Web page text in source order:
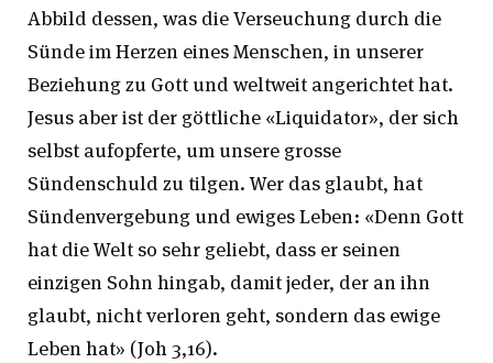
Abbild dessen, was die Verseuchung durch die
Sünde im Herzen eines Menschen, in unserer
Beziehung zu Gott und weltweit angerichtet hat.
Jesus aber ist der göttliche «Liquidator», der sich
selbst aufopferte, um unsere grosse
Sündenschuld zu tilgen. Wer das glaubt, hat
Sündenvergebung und ewiges Leben: «Denn Gott
hat die Welt so sehr geliebt, dass er seinen
einzigen Sohn hingab, damit jeder, der an ihn
glaubt, nicht verloren geht, sondern das ewige
Leben hat» (Joh 3,16).